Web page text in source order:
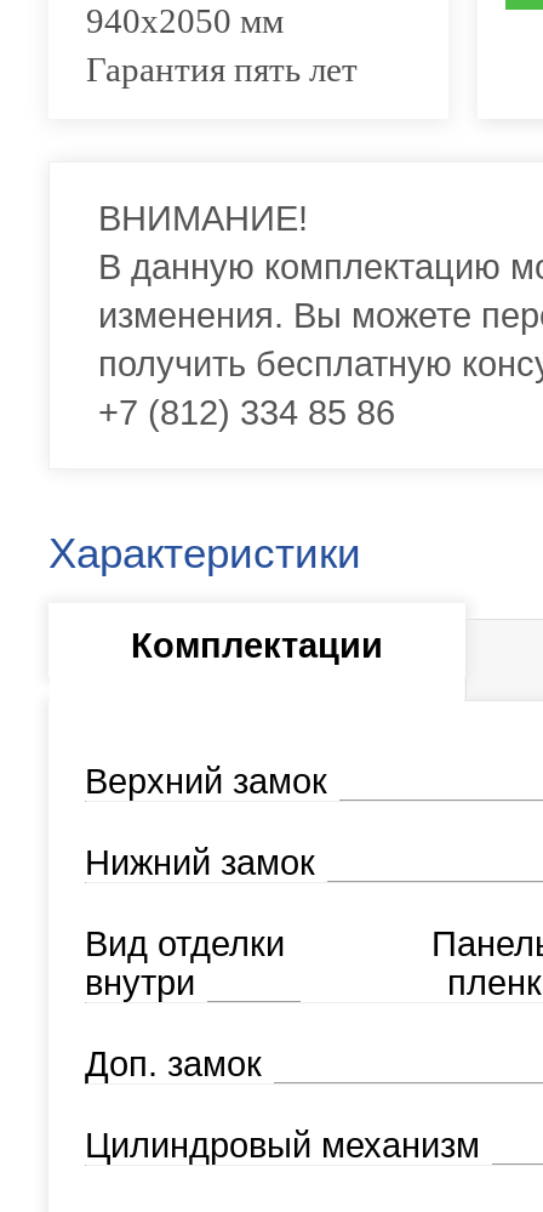
940х2050 мм
Гарантия пять лет
ВНИМАНИЕ!
В данную комплектацию
изменения. Вы можете
получить бесплатную
+7 (812) 334 85 86
Характеристики
Комплектации
Верхний замок
Нижний замок
Вид отделки
внутри
Доп. замок
Цилиндровый механизм